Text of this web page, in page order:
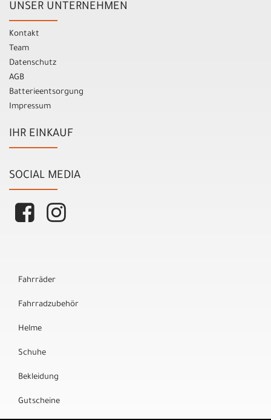
UNSER UNTERNEHMEN
Kontakt
Team
Datenschutz
AGB
Batterieentsorgung
Impressum
IHR EINKAUF
SOCIAL MEDIA
Fahrräder
Fahrradzubehör
Helme
Schuhe
Bekleidung
Gutscheine